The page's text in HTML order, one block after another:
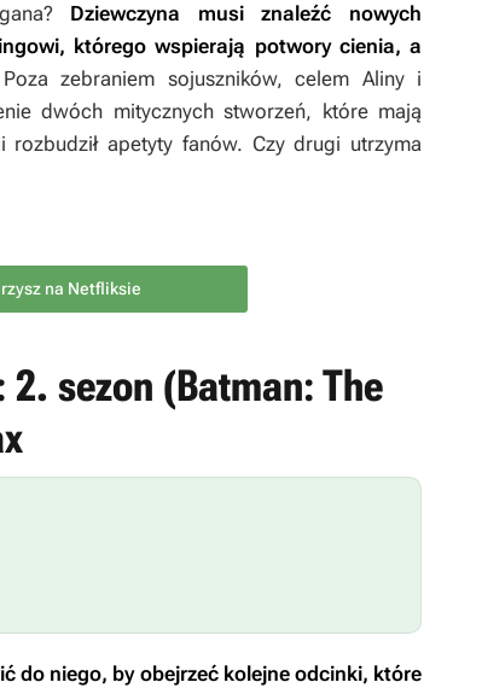
Dziewczyna musi znaleźć nowych
którego wspierają potwory cienia, a
zebraniem sojuszników, celem Aliny i
dwóch mitycznych stworzeń, które mają
apetyty fanów. Czy drugi utrzyma
na Netfliksie
sezon (Batman: The
do niego, by obejrzeć kolejne odcinki, które